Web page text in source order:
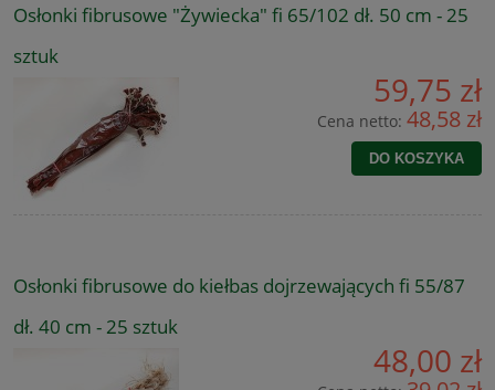
Osłonki fibrusowe "Żywiecka" fi 65/102 dł. 50 cm - 25
sztuk
59,75 zł
Cena netto: 48,58 zł
DO KOSZYKA
Osłonki fibrusowe do kiełbas dojrzewających fi 55/87
dł. 40 cm - 25 sztuk
48,00 zł